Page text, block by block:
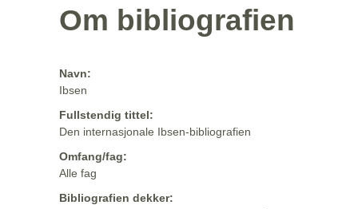
Om bibliografien
Navn:
Ibsen
Fullstendig tittel:
Den internasjonale Ibsen-bibliografien
Omfang/fag:
Alle fag
Bibliografien dekker: